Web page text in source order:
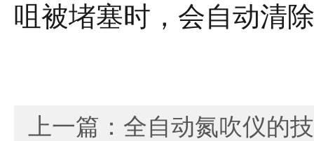
咀被堵塞时，会自动清
上一篇： 全自动氮吹仪的